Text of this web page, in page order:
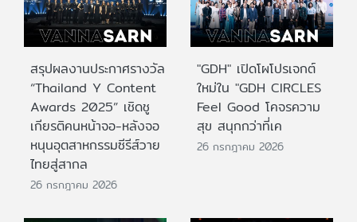
สรุปผลงานประกาศรางวัล
“Thailand Y Content
Awards 2025” เชิดชู
เกียรติคนหน้าจอ-หลังจอ
หนุนอุตสาหกรรมซีรีส์วาย
ไทยสู่สากล
26 กรกฎาคม 2026
"GDH" เปิดโผโปรเจกต์
ใหม่ใน "GDH CIRCLES
Feel Good โคจรความ
สุข สนุกกว่าที่เค
26 กรกฎาคม 2026